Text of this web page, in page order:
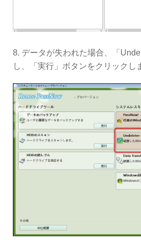
8. データが失われた場合、「
し、「実行」ボタンをクリックし